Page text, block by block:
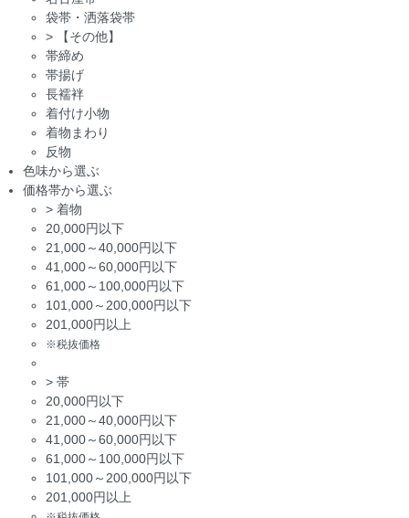
袋帯・洒落袋帯
>
【その他】
帯締め
帯揚げ
長襦袢
着付け小物
着物まわり
反物
色味から選ぶ
価格帯から選ぶ
> 着物
20,000円以下
21,000～40,000円以下
41,000～60,000円以下
61,000～100,000円以下
101,000～200,000円以下
201,000円以上
※税抜価格
> 帯
20,000円以下
21,000～40,000円以下
41,000～60,000円以下
61,000～100,000円以下
101,000～200,000円以下
201,000円以上